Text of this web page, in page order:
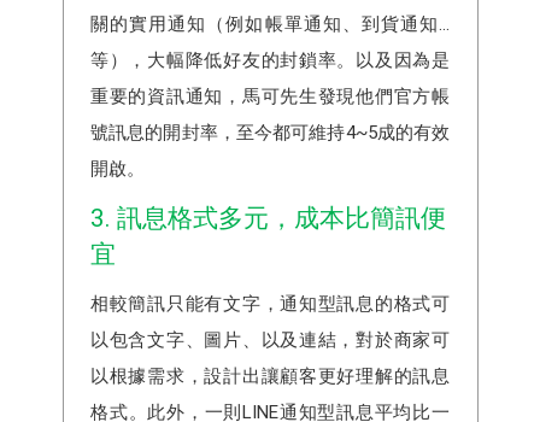
關的實用通知（例如帳單通知、到貨通知...
等），大幅降低好友的封鎖率。以及因為是
重要的資訊通知，馬可先生發現他們官方帳
號訊息的開封率，至今都可維持4~5成的有效
開啟。
3. 訊息格式多元，成本比簡訊便
宜
相較簡訊只能有文字，通知型訊息的格式可
以包含文字、圖片、以及連結，對於商家可
以根據需求，設計出讓顧客更好理解的訊息
格式。此外，一則LINE通知型訊息平均比一